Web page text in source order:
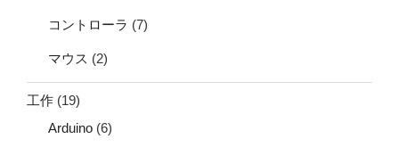
コントローラ (7)
マウス (2)
工作 (19)
Arduino (6)